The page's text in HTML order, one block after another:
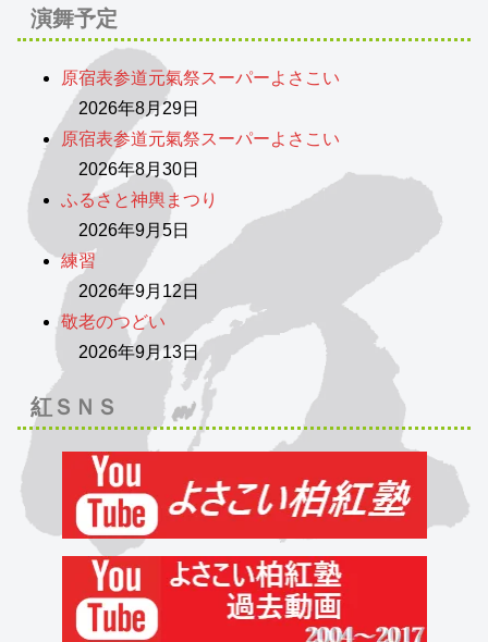
演舞予定
原宿表参道元氣祭スーパーよさこい
2026年8月29日
原宿表参道元氣祭スーパーよさこい
2026年8月30日
ふるさと神輿まつり
2026年9月5日
練習
2026年9月12日
敬老のつどい
2026年9月13日
紅ＳＮＳ